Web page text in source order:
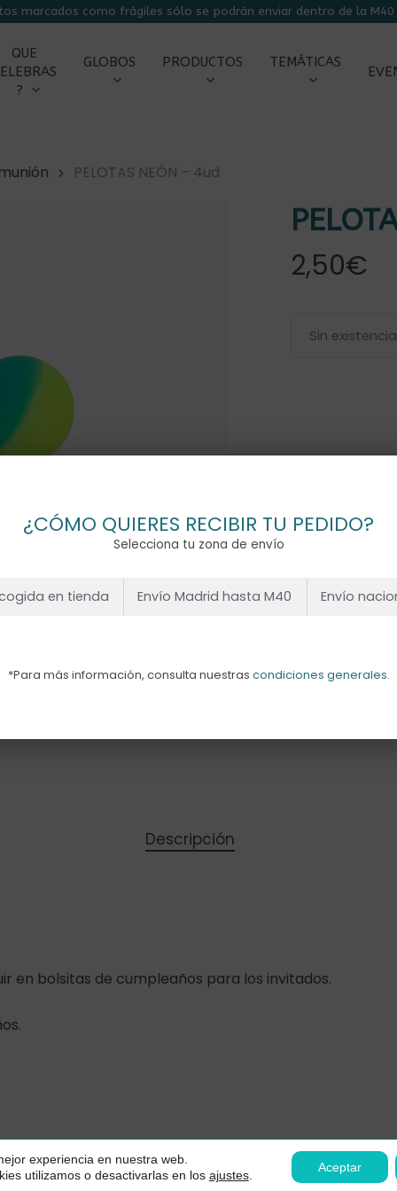
marcados como frágiles sólo se podrán enviar dentro de la M40
QUE
?
GLOBOS PRODUCTOS TEMÁTICAS
PELOTAS NEÓN – 4ud
2,50€
Sin
Descripción
en bolsitas de cumpleaños para los invitados.
Contacto Aviso legal Política de
Declaración de accesibilidad
experiencia en nuestra web.
utilizamos o desactivarlas en los ajustes.
Aceptar
¿CÓMO QUIERES RECIBIR TU PEDIDO?
Selecciona tu zona de envío
en tienda Envío Madrid hasta M40 Envío
*Para más información, consulta nuestras condiciones generales.